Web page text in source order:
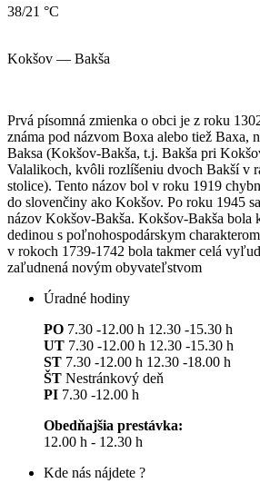
38/21 °C
Kokšov — Bakša
Prvá písomná zmienka o obci je z roku
známa pod názvom Boxa alebo tiež Baxa,
Baksa (Kokšov-Bakša, t.j. Bakša pri
Valalikoch, kvôli rozlíšeniu dvoch Bakší v
stolice). Tento názov bol v roku 1919
do slovenčiny ako Kokšov. Po roku 1945
názov Kokšov-Bakša. Kokšov-Bakša bola
dedinou s poľnohospodárskym
v rokoch 1739-1742 bola takmer celá
zaľudnená novým obyvateľstvom
Úradné hodiny
PO 7.30 -12.00 h 12.30 -15.30 h
UT 7.30 -12.00 h 12.30 -15.30 h
ST 7.30 -12.00 h 12.30 -18.00 h
ŠT Nestránkový deň
PI 7.30 -12.00 h
Obedňajšia prestávka:
12.00 h - 12.30 h
Kde nás nájdete ?